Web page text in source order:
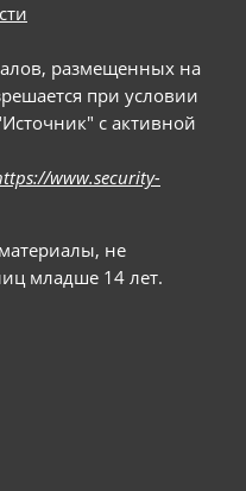
размещенных на
при условии
с активной
www.security-
не
младше 14 лет.